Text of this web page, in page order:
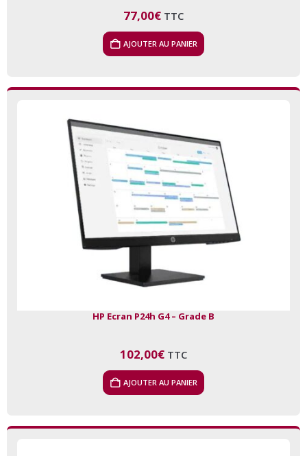
77,00€ TTC
AJOUTER AU PANIER
HP Ecran P24h G4 – Grade B
102,00€ TTC
AJOUTER AU PANIER